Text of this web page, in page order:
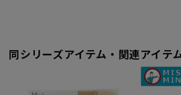
同シリーズアイテム・関連アイテ